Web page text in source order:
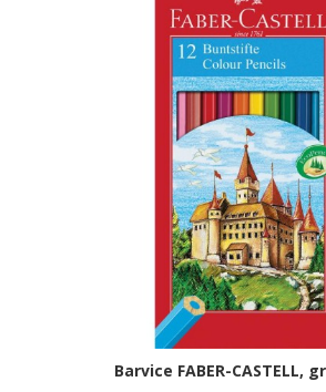
Barvice FABER-CASTELL,